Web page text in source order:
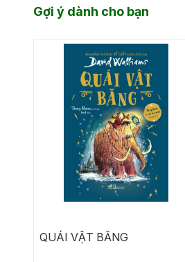
Gợi ý dành cho bạn
QUÁI VẬT BĂNG